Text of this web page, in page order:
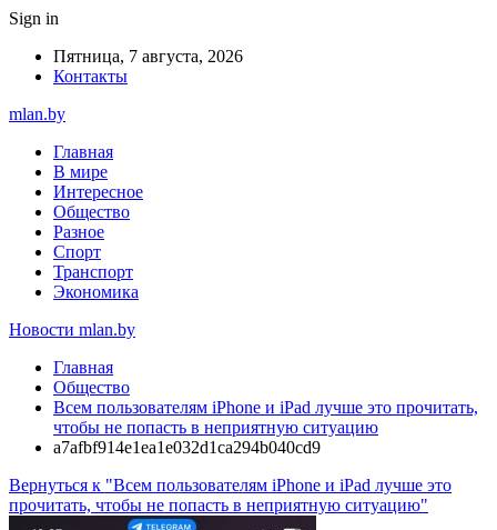
Sign in
Пятница, 7 августа, 2026
Контакты
mlan.by
Главная
В мире
Интересное
Общество
Разное
Спорт
Транспорт
Экономика
Новости mlan.by
Главная
Общество
Всем пользователям iPhone и iPad лучше это прочитать,
чтобы не попасть в неприятную ситуацию
a7afbf914e1ea1e032d1ca294b040cd9
Вернуться к "Всем пользователям iPhone и iPad лучше это
прочитать, чтобы не попасть в неприятную ситуацию"